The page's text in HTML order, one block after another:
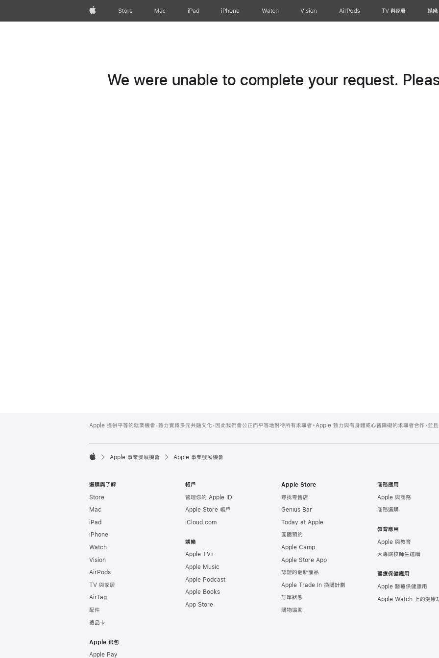
Apple Store Mac iPad iPhone Watch Vision AirPods TV 與家居 娛樂
We were unable to complete your request.
Footer
Apple 提供平等的就業機會，致力實踐多元共融文化，因此我們會公正而平等地對待所有求職者。Apple 致力與有身體或心智障礙的求職者合作，並且

Apple 事業發展機會 Apple 事業發展機會
選購與了解
Store
Mac
iPad
iPhone
Watch
Vision
AirPods
TV 與家居
AirTag
配件
禮品卡
Apple 銀包
Apple Pay
帳戶
管理你的 Apple ID
Apple Store 帳戶
iCloud.com
娛樂
Apple TV+
Apple Music
Apple Podcast
Apple Books
App Store
Apple Store
尋找零售店
Genius Bar
Today at Apple
團體預約
Apple Camp
Apple Store App
認證的翻新產品
Apple Trade In 換購計劃
訂單狀態
購物協助
商務應用
Apple 與商務
商務選購
教育應用
Apple 與教育
大專院校師生選購
醫療保健應用
Apple 醫療保健應用
Apple Watch 上的健康